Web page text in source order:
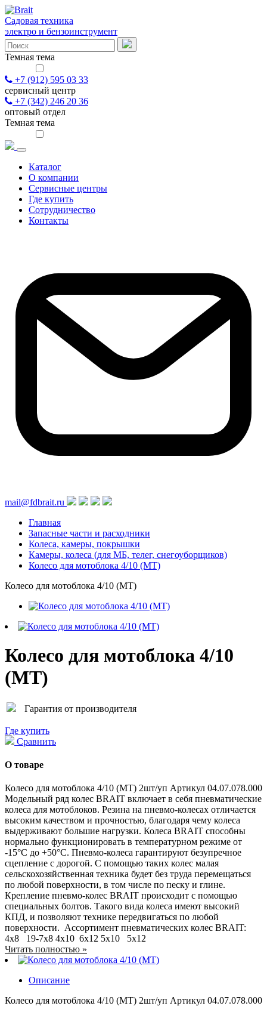
Садовая техника
электро и бензоинструмент
Темная тема
+7 (912) 595 03 33
сервисный центр
+7 (342) 246 20 36
оптовый отдел
Темная тема
Каталог
О компании
Сервисные центры
Где купить
Сотрудничество
Контакты
mail@fdbrait.ru
Главная
Запасные части и расходники
Колеса, камеры, покрышки
Камеры, колеса (для МБ, телег, снегоуборщиков)
Колесо для мотоблока 4/10 (MT)
Колесо для мотоблока 4/10 (MT)
Колесо для мотоблока 4/10
(MT)
Гарантия от производителя
Где купить
Сравнить
О товаре
Колесо для мотоблока 4/10 (MT) 2шт/уп Артикул 04.07.078.000
Модельный ряд колес BRAIT включает в себя пневматические
колеса для мотоблоков. Резина на пневмо-колесах отличается
высоким качеством и прочностью, благодаря чему колеса
выдерживают большие нагрузки. Колеса BRAIT способны
нормально функционировать в температурном режиме от
-15°С до +50°С. Пневмо-колеса гарантируют безупречное
сцепление с дорогой. С помощью таких колес малая
сельскохозяйственная техника будет без труда перемещаться
по любой поверхности, в том числе по песку и глине.
Крепление пневмо-колес BRAIT происходит с помощью
специальных болтов. Такого вида колеса имеют высокий
КПД, и позволяют технике передвигаться по любой
поверхности. Ассортимент пневматических колес BRAIT:
4х8 19-7х8 4х10 6х12 5х10 5х12
Читать полностью »
Описание
Колесо для мотоблока 4/10 (MT) 2шт/уп Артикул 04.07.078.000